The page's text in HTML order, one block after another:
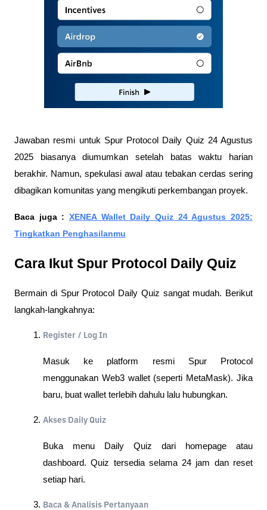
Jawaban resmi untuk Spur Protocol Daily Quiz 24 Agustus
2025 biasanya diumumkan setelah batas waktu harian
berakhir. Namun, spekulasi awal atau tebakan cerdas sering
dibagikan komunitas yang mengikuti perkembangan proyek.
Baca juga : XENEA Wallet Daily Quiz 24 Agustus 2025:
Tingkatkan Penghasilanmu
Cara Ikut Spur Protocol Daily Quiz
Bermain di Spur Protocol Daily Quiz sangat mudah. Berikut
langkah-langkahnya:
Register / Log In
Masuk ke platform resmi Spur Protocol
menggunakan Web3 wallet (seperti MetaMask). Jika
baru, buat wallet terlebih dahulu lalu hubungkan.
Akses Daily Quiz
Buka menu Daily Quiz dari homepage atau
dashboard. Quiz tersedia selama 24 jam dan reset
setiap hari.
Baca & Analisis Pertanyaan